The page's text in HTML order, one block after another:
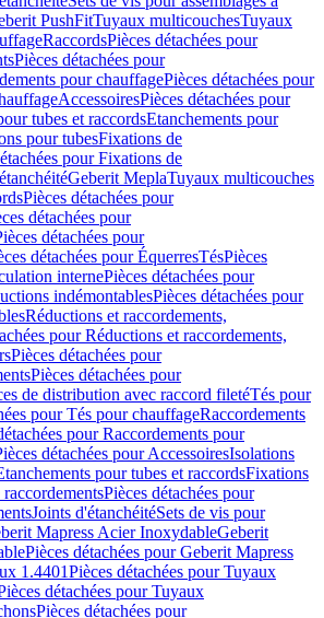
PushFitTuyaux multicouchesTuyaux
RaccordsPièces détachées pour
Pièces détachées pour
pour chauffagePièces détachées pour
AccessoiresPièces détachées pour
tubes et raccordsEtanchements pour
pour tubesFixations de
pour Fixations de
Geberit MeplaTuyaux multicouches
Pièces détachées pour
détachées pour
détachées pour
détachées pour ÉquerresTésPièces
internePièces détachées pour
indémontablesPièces détachées pour
Réductions et raccordements,
pour Réductions et raccordements,
Pièces détachées pour
Pièces détachées pour
de distribution avec raccord filetéTés pour
pour Tés pour chauffageRaccordements
pour Raccordements pour
détachées pour AccessoiresIsolations
pour tubes et raccordsFixations
Pièces détachées pour
Joints d'étanchéitéSets de vis pour
Mapress Acier InoxydableGeberit
Pièces détachées pour Geberit Mapress
1.4401Pièces détachées pour Tuyaux
détachées pour Tuyaux
Pièces détachées pour